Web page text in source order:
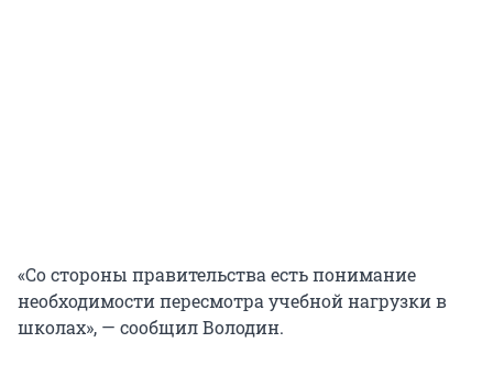
«Со стороны правительства есть понимание
необходимости пересмотра учебной нагрузки в
школах», — сообщил Володин.